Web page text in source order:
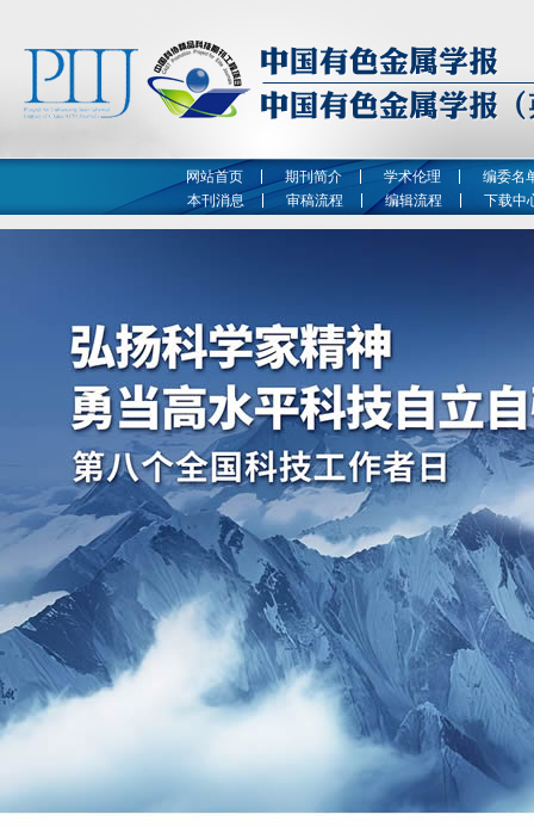
网站首页 期刊简介 学术伦理
编委名
本刊消息
审稿流程 编辑流程 下载中